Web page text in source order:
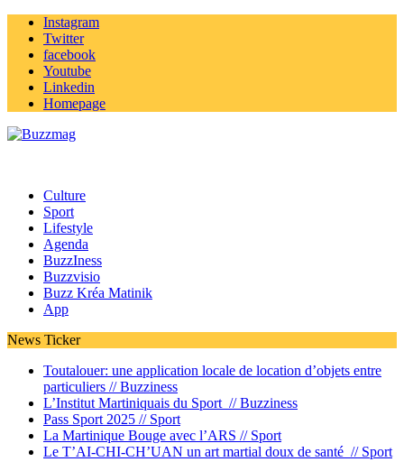
Instagram
Twitter
facebook
Youtube
Linkedin
Homepage
Culture
Sport
Lifestyle
Agenda
BuzzIness
Buzzvisio
Buzz Kréa Matinik
App
News Ticker
Toutalouer: une application locale de location d’objets entre
particuliers //Buzziness
L’Institut Martiniquais du Sport //Buzziness
Pass Sport 2025 // Sport
La Martinique Bouge avec l’ARS // Sport
Le T’AI-CHI-CH’UAN un art martial doux de santé // Sport